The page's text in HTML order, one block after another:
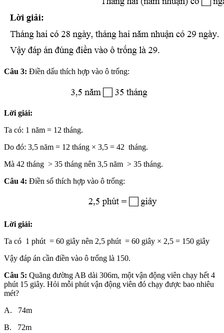
Câu 3: Điền dấu thích hợp vào ô trống:
Lời giải:
Ta có: 1 năm = 12 tháng.
Do đó: 3,5 năm = 12 tháng × 3,5 = 42 tháng.
Mà 42 tháng > 35 tháng nên 3,5 năm > 35 tháng.
Câu 4: Điền số thích hợp vào ô trống:
Lời giải:
Ta có 1 phút = 60 giây nên 2,5 phút = 60 giây × 2,5 = 150 giây
Vậy đáp án cần điền vào ô trống là 150.
Câu 5: Quãng đường AB dài 306m, một vận động viên chạy hết 4
phút 15 giây. Hỏi mỗi phút vận động viên đó chạy được bao nhiêu
mét?
A. 74m
B. 72m